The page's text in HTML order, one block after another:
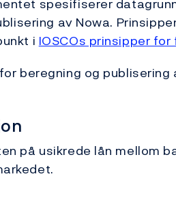
spesifiserer
av Nowa.
i IOSCOs prinsipper
beregning og publisering
på usikrede lån mellom